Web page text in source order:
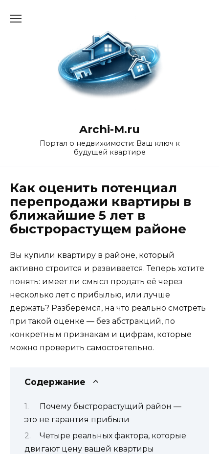
Archi-M.ru
Портал о недвижимости: Ваш ключ к
будущей квартире
Как оценить потенциал
перепродажи квартиры в
ближайшие 5 лет в
быстрорастущем районе
Вы купили квартиру в районе, который
активно строится и развивается. Теперь хотите
понять: имеет ли смысл продать её через
несколько лет с прибылью, или лучше
держать? Разберёмся, на что реально смотреть
при такой оценке — без абстракций, по
конкретным признакам и цифрам, которые
можно проверить самостоятельно.
Содержание
Почему быстрорастущий район —
это не гарантия прибыли
Четыре реальных фактора, которые
двигают цену вашей квартиры